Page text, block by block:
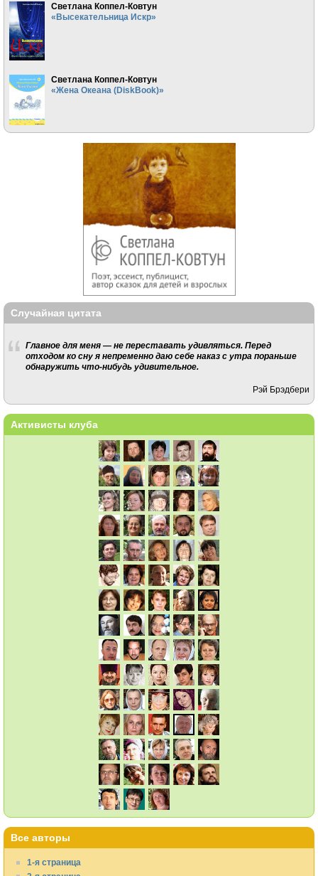
Светлана Коппел-Ковтун
«Высекательница Искр»
Светлана Коппел-Ковтун
«Жена Океана (DiskBook)»
Случайная цитата
Главное для меня — не переставать удивляться. Перед
отходом ко сну я непременно даю себе наказ с утра пораньше
обнаружить что-нибудь удивительное.
Рэй Брэдбери
Активисты клуба
Все авторы
1-я страница